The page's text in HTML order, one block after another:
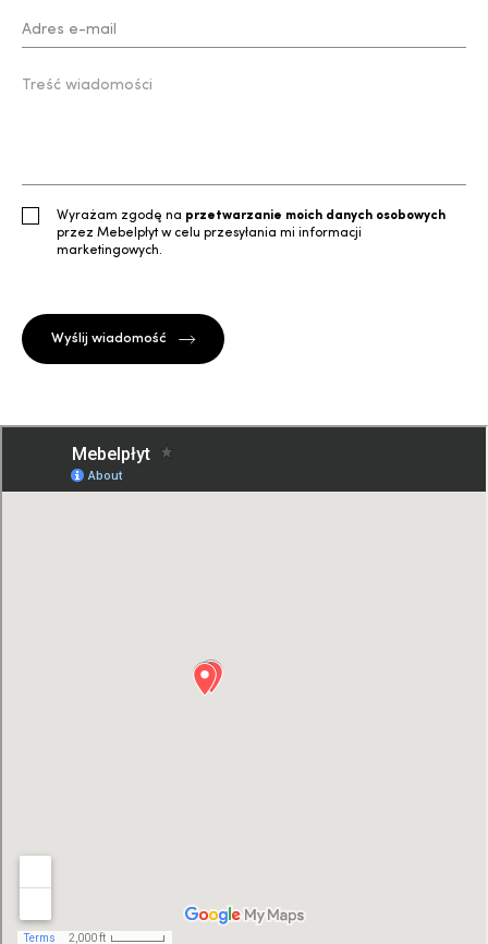
Wyrażam zgodę na przetwarzanie moich danych osobowych
przez Mebelpłyt w celu przesyłania mi informacji
marketingowych.